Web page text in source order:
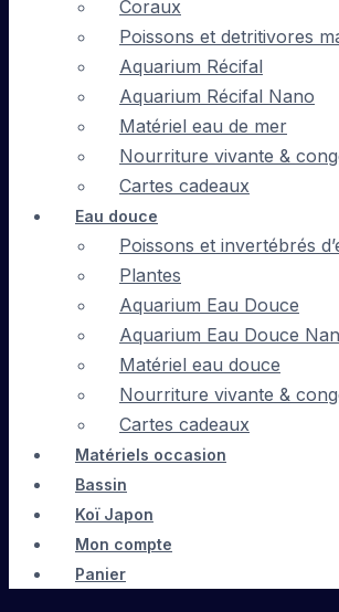
Coraux
Poissons et detritivores
Aquarium Récifal
Aquarium Récifal Nano
Matériel eau de mer
Nourriture vivante &
Cartes cadeaux
Eau douce
Poissons et invertébrés
Plantes
Aquarium Eau Douce
Aquarium Eau Douce
Matériel eau douce
Nourriture vivante &
Cartes cadeaux
Matériels occasion
Bassin
Koï Japon
Mon compte
Panier